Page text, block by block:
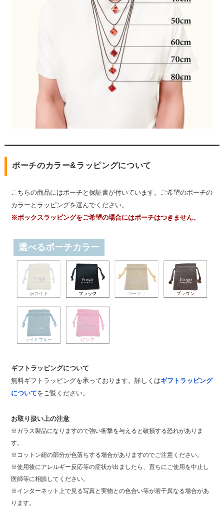
ポーチのカラー&ラッピングについて
こちらの商品にはポーチと保証書が付いています。ご希望のポーチの
カラーとラッピングを選んでください。
※ボックスラッピングをご希望の場合にはポーチはつきません。
選べるポーチカラー
ギフトラッピングについて
無料ギフトラッピングを承っております。詳しくはギフトラッピング
についてをご覧ください。
お取り扱い上の注意
※ガラス製品になりますので強い衝撃を与えると破損する恐れがありま
す。
※コットン紐の部分が色落ちする場合がありますのでご注意ください。
※使用後にアレルギー反応等の症状が出ましたら、直ちにご使用を中止し
医師等に相談してください。
※インターネット上で見る写真と実物との色合い等が若干異なる場合があ
ります。